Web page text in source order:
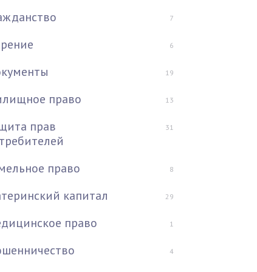
7
6
19
право 13
прав
31
право 8
капитал 29
право 1
4